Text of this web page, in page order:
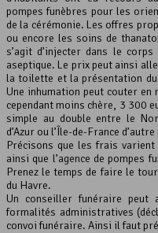
pompes funèbres pour les
de la cérémonie. Les offres
ou encore les soins de
s’agit d’injecter dans le
aseptique. Le prix peut ainsi
la toilette et la présentation du
Une inhumation peut couter
cependant moins chère, 3 300
simple au double entre le
d’Azur ou l’Île-de-France
Précisons que les frais
ainsi que l’agence de pompes
Prenez le temps de faire le
du Havre.
Un conseiller funéraire
formalités administratives
convoi funéraire. Ainsi il faut